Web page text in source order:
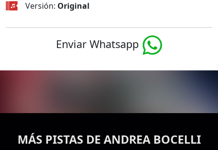
Versión: Original
Enviar Whatsapp
MÁS PISTAS DE ANDREA BOCELLI